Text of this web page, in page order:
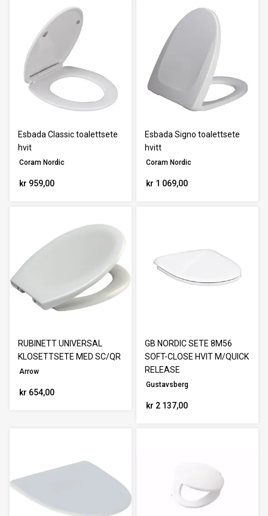
Esbada Classic toalettsete
hvit
Coram Nordic
kr 959,00
Esbada Signo toalettsete
hvitt
Coram Nordic
kr 1 069,00
RUBINETT UNIVERSAL
KLOSETTSETE MED SC/QR
Arrow
kr 654,00
GB NORDIC SETE 8M56
SOFT-CLOSE HVIT M/QUICK
RELEASE
Gustavsberg
kr 2 137,00